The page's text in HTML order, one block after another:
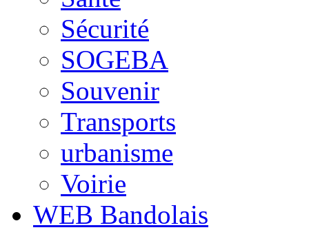
Sécurité
SOGEBA
Souvenir
Transports
urbanisme
Voirie
WEB Bandolais